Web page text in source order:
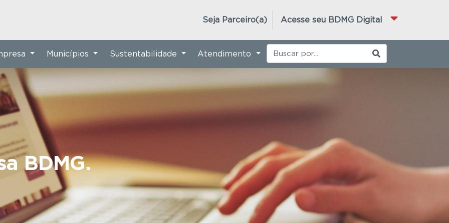
Acesse seu BDMG Digital
Seja Parceiro(a)
BDMG.
Municípios Sustentabilidade Atendimento